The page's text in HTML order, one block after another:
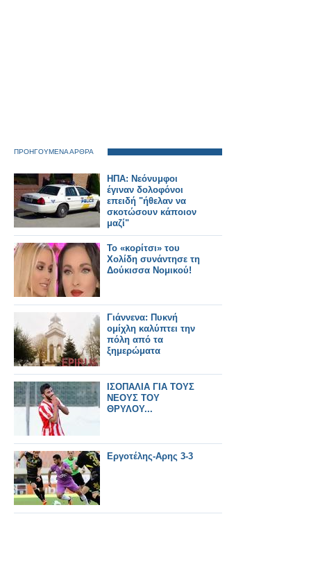
ΠΡΟΗΓΟΥΜΕΝΑ ΑΡΘΡΑ
ΗΠΑ: Νεόνυμφοι
έγιναν δολοφόνοι
επειδή "ήθελαν να
σκοτώσουν κάποιον
μαζί"
Το «κορίτσι» του
Χολίδη συνάντησε τη
Δούκισσα Νομικού!
Γιάννενα: Πυκνή
ομίχλη καλύπτει την
πόλη από τα
ξημερώματα
ΙΣΟΠΑΛΙΑ ΓΙΑ ΤΟΥΣ
ΝΕΟΥΣ ΤΟΥ
ΘΡΥΛΟΥ...
Εργοτέλης-Αρης 3-3